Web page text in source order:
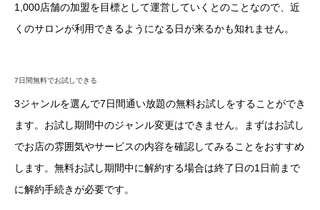
1,000店舗の加盟を目標として運営していくとのことなので、近
くのサロンが利用できるようになる日が来るかも知れません。
7日間無料でお試しできる
3ジャンルを選んで7日間通い放題の無料お試しをすることができ
ます。お試し期間中のジャンル変更はできません。まずはお試し
でお店の雰囲気やサービスの内容を確認してみることをおすすめ
します。無料お試し期間中に解約する場合は終了日の1日前まで
に解約手続きが必要です。